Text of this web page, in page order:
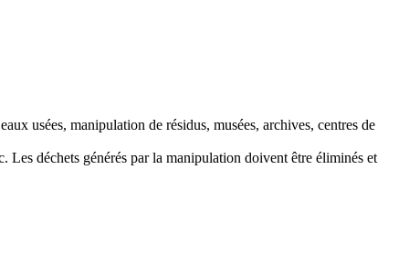
usées, manipulation de résidus, musées, archives, centres de
Les déchets générés par la manipulation doivent être éliminés et